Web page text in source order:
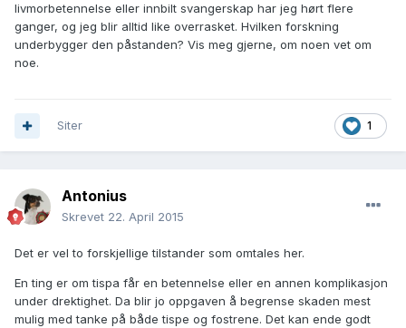
livmorbetennelse eller innbilt svangerskap har jeg hørt flere
ganger, og jeg blir alltid like overrasket. Hvilken forskning
underbygger den påstanden? Vis meg gjerne, om noen vet om
noe.
1
Siter
Antonius
Skrevet 22. April 2015
Det er vel to forskjellige tilstander som omtales her.
En ting er om tispa får en betennelse eller en annen komplikasjon
under drektighet. Da blir jo oppgaven å begrense skaden mest
mulig med tanke på både tispe og fostrene. Det kan ende godt